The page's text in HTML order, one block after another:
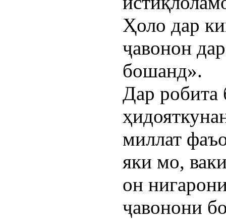
Ҳоло дар
ҷавонон
бошанд».
Дар робита
миллат
яки мо,
он
ҷавонони